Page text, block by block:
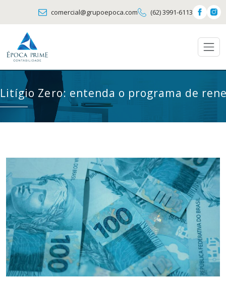
comercial@grupoepoca.com (62) 3991-6113
Litígio Zero: entenda o programa de